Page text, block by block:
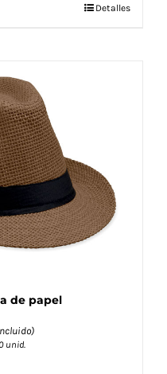
Detalles
de papel
unid.